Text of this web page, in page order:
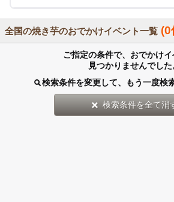
全国の焼き芋のおでかけイベント一覧 (0
ご指定の条件で、おでかけ
見つかりませんでした
検索条件を変更して、もう一度検
検索条件を全て消